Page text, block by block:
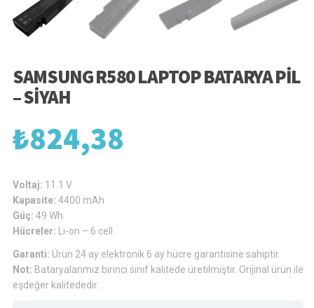
SAMSUNG R580 LAPTOP BATARYA PIL
– SIYAH
₺824,38
Voltaj: 11.1 V
Kapasite: 4400 mAh
Güç: 49 Wh
Hücreler:
Li-on – 6 cell
Garanti: Ürün 24 ay elektronik 6 ay hücre garantisine sahiptir.
Not: Bataryalarımız birinci sınıf kalitede üretilmiştir. Orijinal ürün ile
eşdeğer kalitededir.